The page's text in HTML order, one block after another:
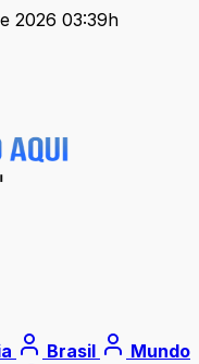
2026 03:39h
Brasil
Mundo